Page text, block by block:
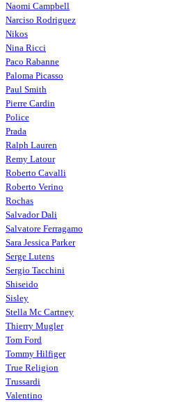
Naomi Campbell
Narciso Rodriguez
Nikos
Nina Ricci
Paco Rabanne
Paloma Picasso
Paul Smith
Pierre Cardin
Police
Prada
Ralph Lauren
Remy Latour
Roberto Cavalli
Roberto Verino
Rochas
Salvador Dali
Salvatore Ferragamo
Sara Jessica Parker
Serge Lutens
Sergio Tacchini
Shiseido
Sisley
Stella Mc Cartney
Thierry Mugler
Tom Ford
Tommy Hilfiger
True Religion
Trussardi
Valentino